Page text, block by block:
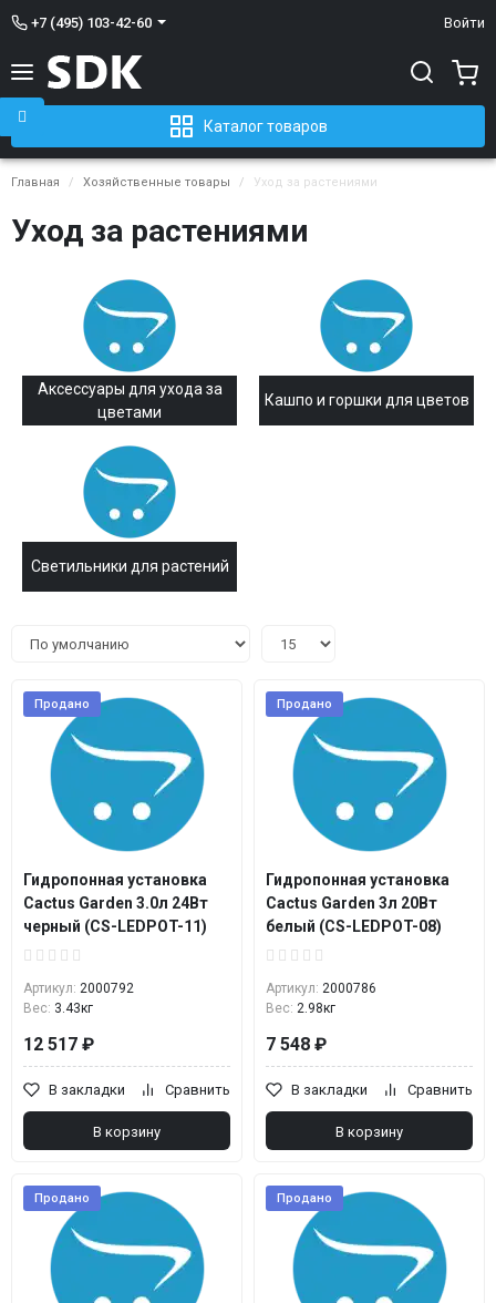
+7 (495) 103-42-60 Войти
Каталог товаров
Главная Хозяйственные товары Уход за растениями
Уход за растениями
Аксессуары для ухода за
цветами
Кашпо и горшки для цветов
Светильники для растений
Продано
Гидропонная установка
Cactus Garden 3.0л 24Вт
черный (CS-LEDPOT-11)
Артикул: 2000792
Вес: 3.43кг
12 517 ₽
В закладки Сравнить
В корзину
Продано
Гидропонная установка
Cactus Garden 3л 20Вт
белый (CS-LEDPOT-08)
Артикул: 2000786
Вес: 2.98кг
7 548 ₽
В закладки Сравнить
В корзину
Продано Продано